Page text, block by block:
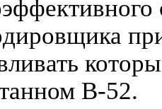
В-52.